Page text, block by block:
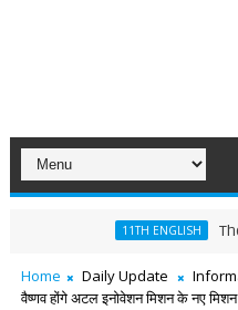
11TH ENGLISH The
Home Daily Update
वैष्णव होंगे अटल इनोवेशन मिशन के नए